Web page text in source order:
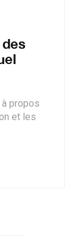
propos
et les